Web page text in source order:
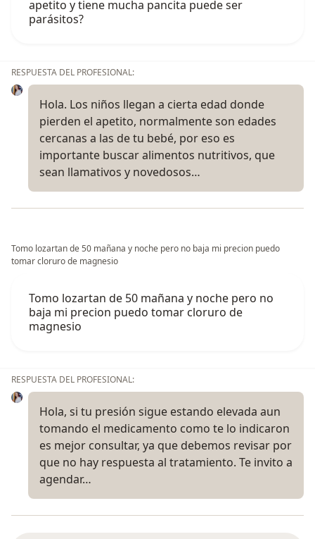
apetito y tiene mucha pancita puede ser
parásitos?
RESPUESTA DEL PROFESIONAL:
Hola. Los niños llegan a cierta edad donde
pierden el apetito, normalmente son edades
cercanas a las de tu bebé, por eso es
importante buscar alimentos nutritivos, que
sean llamativos y novedosos…
Tomo lozartan de 50 mañana y noche pero no baja mi precion puedo
tomar cloruro de magnesio
Tomo lozartan de 50 mañana y noche pero no
baja mi precion puedo tomar cloruro de
magnesio
RESPUESTA DEL PROFESIONAL:
Hola, si tu presión sigue estando elevada aun
tomando el medicamento como te lo indicaron
es mejor consultar, ya que debemos revisar por
que no hay respuesta al tratamiento. Te invito a
agendar…